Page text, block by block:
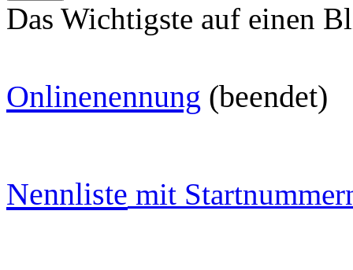
Das Wichtigste auf einen
Onlinenennung (beendet)
Nennliste mit